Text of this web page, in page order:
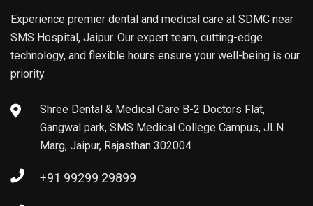
Experience premier dental and medical care at SDMC near
SMS Hospital, Jaipur. Our expert team, cutting-edge
technology, and flexible hours ensure your well-being is our
priority.
Shree Dental & Medical Care B-2 Doctors Flat,
Gangwal park, SMS Medical College Campus, JLN
Marg, Jaipur, Rajasthan 302004
+91 99299 29899